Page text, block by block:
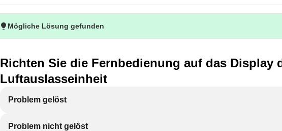
Mögliche Lösung gefunden
Richten Sie die Fernbedienung auf das Display
Luftauslasseinheit
Problem gelöst
Problem nicht gelöst